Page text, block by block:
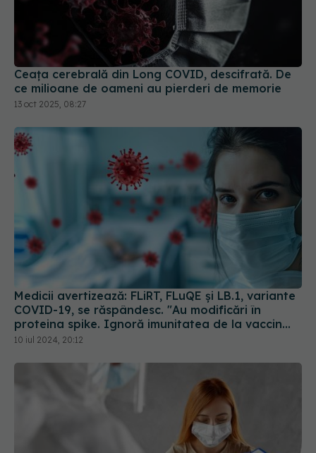
Ceața cerebrală din Long COVID, descifrată. De
ce milioane de oameni au pierderi de memorie
13 oct 2025, 08:27
Medicii avertizează: FLiRT, FLuQE și LB.1, variante
COVID-19, se răspândesc. "Au modificări în
proteina spike. Ignoră imunitatea de la vaccin
sau infectarea anterioară
10 iul 2024, 20:12